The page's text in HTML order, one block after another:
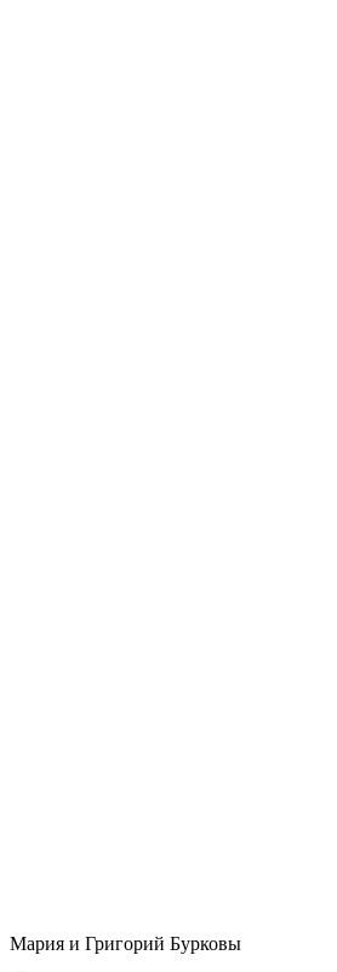
Мария и Григорий Бурковы